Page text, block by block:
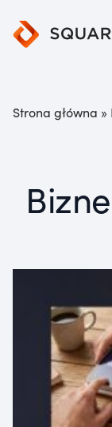
Strona główna »